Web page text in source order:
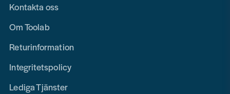
Kontakta oss
Om Toolab
Returinformation
Integritetspolicy
Lediga Tjänster